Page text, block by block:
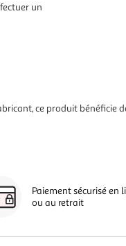
un
ce produit bénéficie
Paiement sécurisé en
ou au retrait